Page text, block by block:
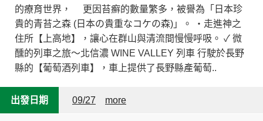
的療育世界， 更因苔癬的數量繁多，被譽為「日本珍
貴的青苔之森 (日本の貴重なコケの森)」。 ・走進神之
住所【上高地】，讓心在群山與清流間慢慢呼吸。 ✓ 微
醺的列車之旅～北信濃 WINE VALLEY 列車 行駛於長野
縣的【葡萄酒列車】，車上提供了長野縣產葡萄..
出發日期 09/27 more